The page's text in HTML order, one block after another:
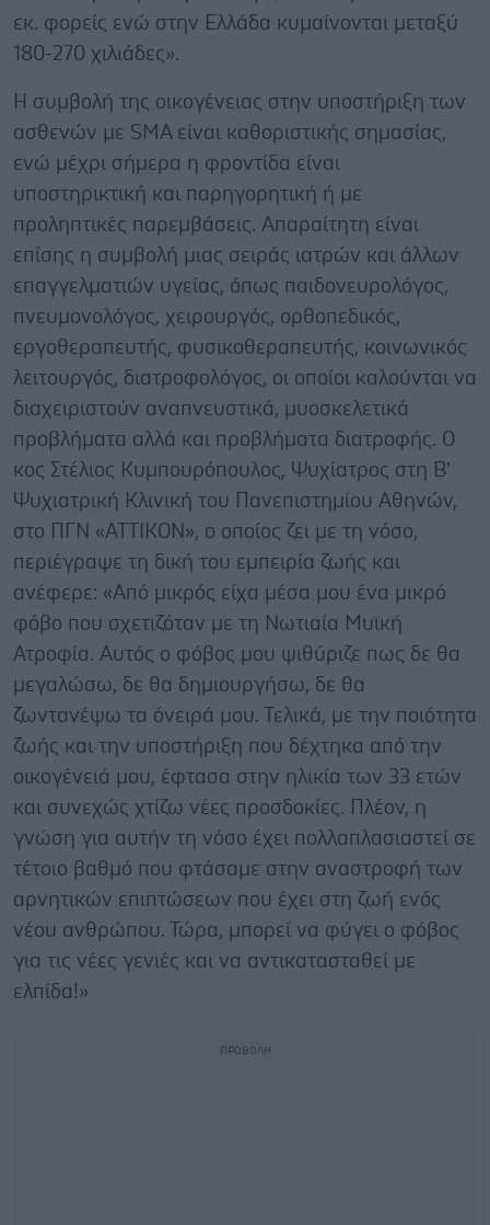
εκ. φορείς ενώ στην Ελλάδα κυμαίνονται μεταξύ
180-270 χιλιάδες».
Η συμβολή της οικογένειας στην υποστήριξη των
ασθενών με SMA είναι καθοριστικής σημασίας,
ενώ μέχρι σήμερα η φροντίδα είναι
υποστηρικτική και παρηγορητική ή με
προληπτικές παρεμβάσεις. Απαραίτητη είναι
επίσης η συμβολή μιας σειράς ιατρών και άλλων
επαγγελματιών υγείας, όπως παιδονευρολόγος,
πνευμονολόγος, χειρουργός, ορθοπεδικός,
εργοθεραπευτής, φυσικοθεραπευτής, κοινωνικός
λειτουργός, διατροφολόγος, οι οποίοι καλούνται να
διαχειριστούν αναπνευστικά, μυοσκελετικά
προβλήματα αλλά και προβλήματα διατροφής. Ο
κος Στέλιος Κυμπουρόπουλος, Ψυχίατρος στη Β’
Ψυχιατρική Κλινική του Πανεπιστημίου Αθηνών,
στο ΠΓΝ «ΑΤΤΙΚΟΝ», ο οποίος ζει με τη νόσο,
περιέγραψε τη δική του εμπειρία ζωής και
ανέφερε: «Από μικρός είχα μέσα μου ένα μικρό
φόβο που σχετιζόταν με τη Νωτιαία Μυϊκή
Ατροφία. Αυτός ο φόβος μου ψιθύριζε πως δε θα
μεγαλώσω, δε θα δημιουργήσω, δε θα
ζωντανέψω τα όνειρά μου. Τελικά, με την ποιότητα
ζωής και την υποστήριξη που δέχτηκα από την
οικογένειά μου, έφτασα στην ηλικία των 33 ετών
και συνεχώς χτίζω νέες προσδοκίες. Πλέον, η
γνώση για αυτήν τη νόσο έχει πολλαπλασιαστεί σε
τέτοιο βαθμό που φτάσαμε στην αναστροφή των
αρνητικών επιπτώσεων που έχει στη ζωή ενός
νέου ανθρώπου. Τώρα, μπορεί να φύγει ο φόβος
για τις νέες γενιές και να αντικατασταθεί με
ελπίδα!»